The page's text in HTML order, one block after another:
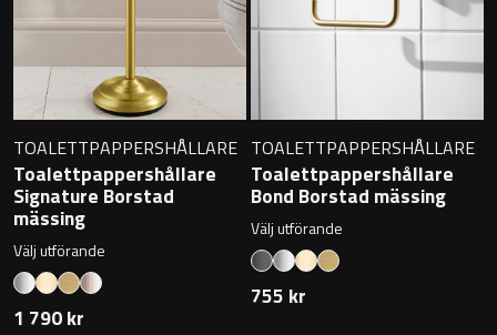
Speglar utan belysning
Toalettborstset
Belysning
Handtag & knoppar
TOALETTPAPPERSHÅLLARE
Toalettpappershållare
Signature Borstad
mässing
Välj utförande
1 790 kr
TOALETTPAPPERSHÅLLARE
Toalettpappershållare
Bond Borstad mässing
Välj utförande
755 kr